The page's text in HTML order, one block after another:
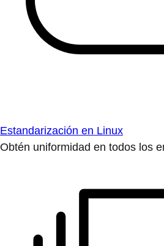
Estandarización en Linux
Obtén uniformidad en todos los